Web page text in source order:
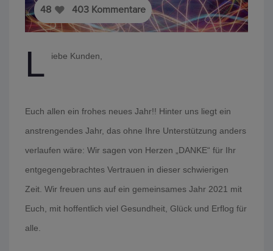
48 403 Kommentare
L iebe Kunden,
Euch allen ein frohes neues Jahr!! Hinter uns liegt ein
anstrengendes Jahr, das ohne Ihre Unterstützung anders
verlaufen wäre: Wir sagen von Herzen „DANKE“ für Ihr
entgegengebrachtes Vertrauen in dieser schwierigen
Zeit. Wir freuen uns auf ein gemeinsames Jahr 2021 mit
Euch, mit hoffentlich viel Gesundheit, Glück und Erflog für
alle.